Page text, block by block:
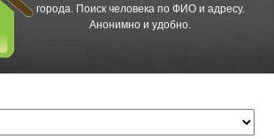
города. Поиск человека по ФИО и адресу.
Анонимно и удобно.